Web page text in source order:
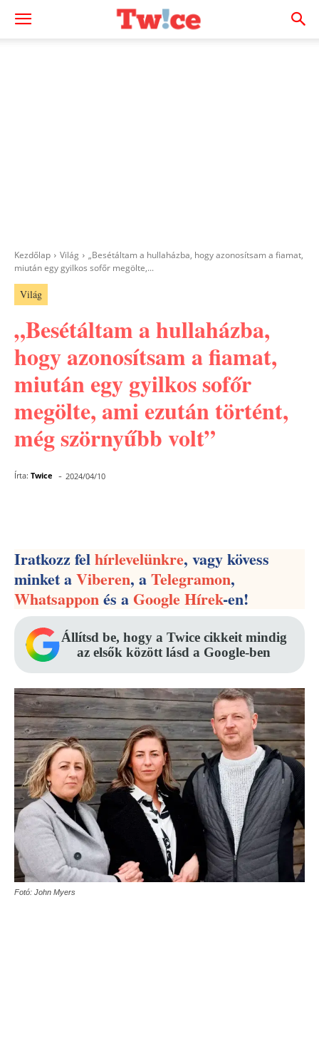
Kezdőlap Világ
„Besétáltam a hullaházba, hogy azonosítsam a fiamat,
miután egy gyilkos sofőr megölte,...
Világ
„Besétáltam a hullaházba,
hogy azonosítsam a fiamat,
miután egy gyilkos sofőr
megölte, ami ezután történt,
még szörnyűbb volt”
Írta: Twice - 2024/04/10
Iratkozz felhírlevelünkre, vagy kövess
minket aViberen, aTelegramon,
Whatsapponés aGoogle Hírek-en!
Állítsd be, hogy a Twice cikkeit mindig
az elsők között lásd a Google-ben
Fotó: John Myers